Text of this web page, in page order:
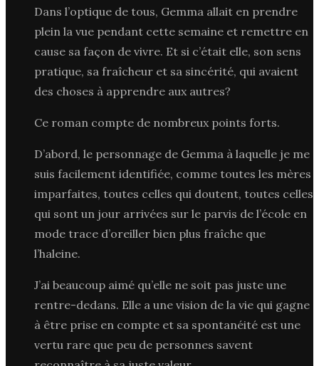
Dans l’optique de tous, Gemma allait en prendre
plein la vue pendant cette semaine et remettre en
cause sa façon de vivre. Et si c’était elle, son sens
pratique, sa fraîcheur et sa sincérité, qui avaient
des choses à apprendre aux autres?
Ce roman compte de nombreux points forts.
D’abord, le personnage de Gemma à laquelle je me
suis facilement identifiée, comme toutes les mères
imparfaites, toutes celles qui doutent, toutes celles
qui sont un jour arrivées sur le parvis de l’école en
mode trace d’oreiller bien plus fraîche que
l’haleine.
J’ai beaucoup aimé qu’elle ne soit pas juste une
rentre-dedans. Elle a une vision de la vie qui gagne
à être prise en compte et sa spontanéité est une
vertu rare que peu de personnes savent